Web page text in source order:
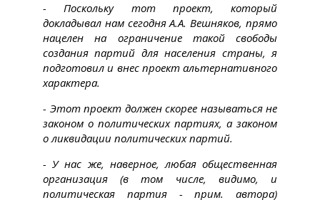
- Поскольку тот проект, который
докладывал нам сегодня А.А. Вешняков, прямо
нацелен на ограничение такой свободы
создания партий для населения страны, я
подготовил и внес проект альтернативного
характера.
- Этот проект должен скорее называться не
законом о политических партиях, а законом
о ликвидации политических партий.
- У нас же, наверное, любая общественная
организация (в том числе, видимо, и
политическая партия - прим. автора)